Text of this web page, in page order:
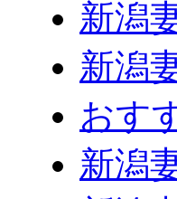
新潟
新潟
おす
新潟